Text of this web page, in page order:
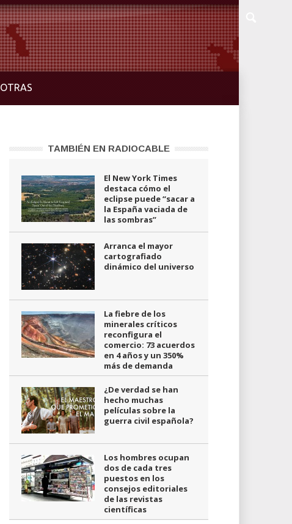
OTRAS
TAMBIÉN EN RADIOCABLE
El New York Times
destaca cómo el
eclipse puede “sacar a
la España vaciada de
las sombras”
Arranca el mayor
cartografiado
dinámico del universo
La fiebre de los
minerales críticos
reconfigura el
comercio: 73 acuerdos
en 4 años y un 350%
más de demanda
¿De verdad se han
hecho muchas
películas sobre la
guerra civil española?
Los hombres ocupan
dos de cada tres
puestos en los
consejos editoriales
de las revistas
científicas